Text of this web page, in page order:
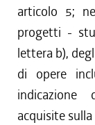
articolo 5;
progetti -
lettera b),
di opere
indicazione
acquisite